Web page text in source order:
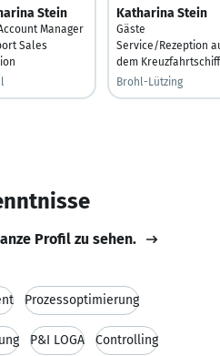
Stein
Manager
Sales
Katharina Stein
Gäste
Service/Rezeption
dem Kreuzfahrtschiff
Brohl-Lützing
Profil zu sehen.
Prozessoptimierung
P&I LOGA Controlling